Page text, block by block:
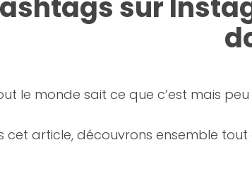
le monde sait ce que c’est mais
cet article, découvrons ensemble